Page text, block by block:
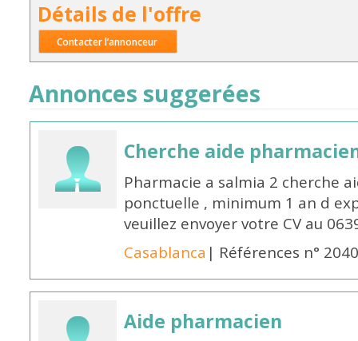
Détails de l'offre
Contacter l’annonceur
Annonces suggerées
Cherche aide
Pharmacie a salmia 2 cherche
ponctuelle , minimum 1 an d
veuillez envoyer votre CV au
Casablanca | Références n°
Aide pharmacien